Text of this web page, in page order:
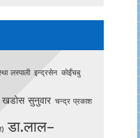
लस्पाली इन्द्रसेन काेइँचबु
खडोस सुनुवार चन्द्र प्रकाश
डा.लाल–